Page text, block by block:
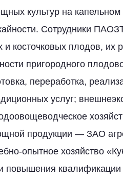
культур на
Сотрудники
косточковых плодов, их
пригородного
переработка,
услуг;
продукции — ЗАО
опытное хозяйство
повышения